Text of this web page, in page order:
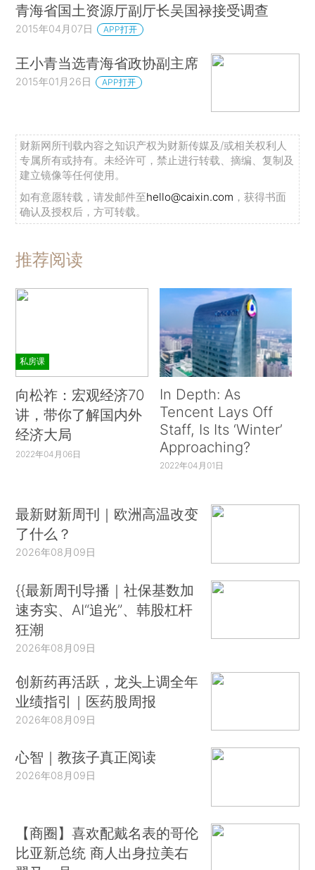
青海省国土资源厅副厅长吴国禄接受调查
2015年04月07日 APP打开
王小青当选青海省政协副主席
2015年01月26日 APP打开
财新网所刊载内容之知识产权为财新传媒及/或相关权利人
专属所有或持有。未经许可，禁止进行转载、摘编、复制及
建立镜像等任何使用。
如有意愿转载，请发邮件至hello@caixin.com ，获得书面
确认及授权后，方可转载。
推荐阅读
私房课
向松祚：宏观经济70
讲，带你了解国内外
经济大局
2022年04月06日
In Depth: As
Tencent Lays Off
Staff, Is Its ‘Winter’
Approaching?
2022年04月01日
最新财新周刊｜欧洲高温改变
了什么？
2026年08月09日
{{最新周刊导播｜社保基数加
速夯实、AI“追光”、韩股杠杆
狂潮
2026年08月09日
创新药再活跃，龙头上调全年
业绩指引｜医药股周报
2026年08月09日
心智｜教孩子真正阅读
2026年08月09日
【商圈】喜欢配戴名表的哥伦
比亚新总统 商人出身拉美右